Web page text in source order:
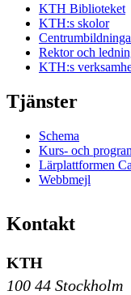
KTH Biblioteket
KTH:s skolor
Rektor och
KTH:s
Tjänster
Schema
Kurs- och
Lärplattformen
Webbmejl
Kontakt
KTH
100 44 Stockholm